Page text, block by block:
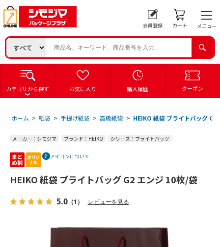
会員登録 カート メニュー
カテゴリから探す お気に入り 購入履歴 クーポン
ホーム > 紙袋 > 手提げ紙袋 > 高級紙袋 > HEIKO 紙袋 ブライトバッグ
メーカー：シモジマ ブランド：HEIKO シリーズ：ブライトバッグ
アイコンについて
HEIKO 紙袋 ブライトバッグ G2 エンジ 10枚/袋
5.0（1） レビューを見る